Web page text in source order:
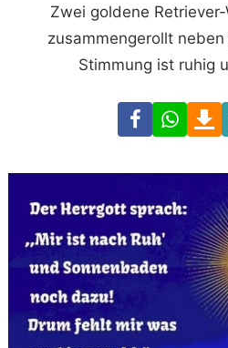
Zwei goldene
zusammengerollt
Stimmung ist ruhig
Facebook